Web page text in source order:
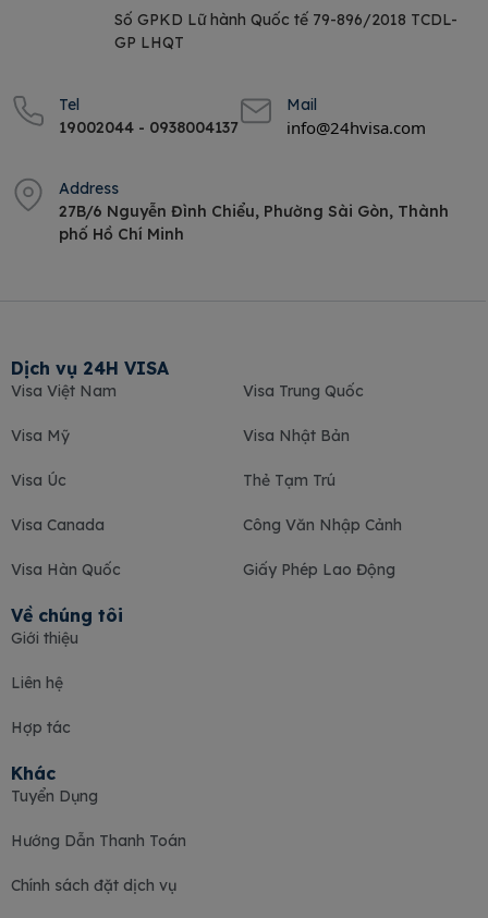
Số GPKD Lữ hành Quốc tế 79-896/2018 TCDL-
GP LHQT
Tel
19002044 - 0938004137
Mail
info@24hvisa.com
Address
27B/6 Nguyễn Đình Chiểu, Phường Sài Gòn, Thành
phố Hồ Chí Minh
Về chúng tôi
Giới thiệu
Liên hệ
Hợp tác
Dịch vụ 24H VISA
Visa Việt Nam
Visa Mỹ
Visa Úc
Visa Canada
Visa Hàn Quốc
Visa Trung Quốc
Visa Nhật Bản
Thẻ Tạm Trú
Công Văn Nhập Cảnh
Giấy Phép Lao Động
Khác
Tuyển Dụng
Hướng Dẫn Thanh Toán
Chính sách đặt dịch vụ